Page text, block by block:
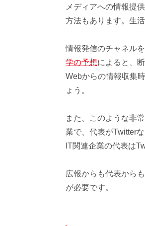
メディアへの情報提
方法もあります。生
情報発信のチャネル
学の予想によると、
Webからの情報収集
ょう。
また、このような非
業で、代表がTwitter
IT関連企業の代表は
広報からも代表から
が必要です。